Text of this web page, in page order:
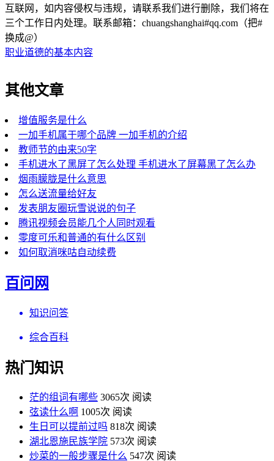
互联网，如内容侵权与违规，请联系我们进行删除，我们将在
三个工作日内处理。联系邮箱：chuangshanghai#qq.com（把#
换成@）
职业道德的基本内容
其他文章
增值服务是什么
一加手机属于哪个品牌 一加手机的介绍
教师节的由来50字
手机进水了黑屏了怎么处理 手机进水了屏幕黑了怎么办
烟雨朦胧是什么意思
怎么送流量给好友
发表朋友圈玩雪说说的句子
腾讯视频会员能几个人同时观看
零度可乐和普通的有什么区别
如何取消咪咕自动续费
百问网
知识问答
综合百科
热门知识
茫的组词有哪些 3065次 阅读
弦读什么啊 1005次 阅读
生日可以提前过吗 818次 阅读
湖北恩施民族学院 573次 阅读
炒菜的一般步骤是什么 547次 阅读